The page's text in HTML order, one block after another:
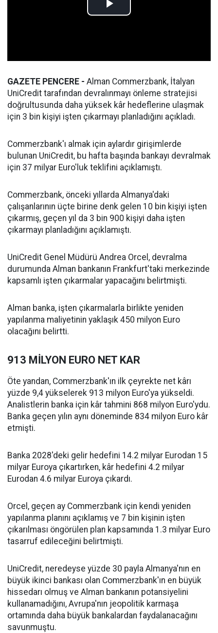
GAZETE PENCERE - Alman Commerzbank, İtalyan
UniCredit tarafından devralınmayı önleme stratejisi
doğrultusunda daha yüksek kâr hedeflerine ulaşmak
için 3 bin kişiyi işten çıkarmayı planladığını açıkladı.
Commerzbank'ı almak için aylardır girişimlerde
bulunan UniCredit, bu hafta başında bankayı devralmak
için 37 milyar Euro'luk teklifini açıklamıştı.
Commerzbank, önceki yıllarda Almanya'daki
çalışanlarının üçte birine denk gelen 10 bin kişiyi işten
çıkarmış, geçen yıl da 3 bin 900 kişiyi daha işten
çıkarmayı planladığını açıklamıştı.
UniCredit Genel Müdürü Andrea Orcel, devralma
durumunda Alman bankanın Frankfurt'taki merkezinde
kapsamlı işten çıkarmalar yapacağını belirtmişti.
Alman banka, işten çıkarmalarla birlikte yeniden
yapılanma maliyetinin yaklaşık 450 milyon Euro
olacağını belirtti.
913 MİLYON EURO NET KAR
Öte yandan, Commerzbank'ın ilk çeyrekte net kârı
yüzde 9,4 yükselerek 913 milyon Euro'ya yükseldi.
Analistlerin banka için kâr tahmini 868 milyon Euro'ydu.
Banka geçen yılın aynı döneminde 834 milyon Euro kâr
etmişti.
Banka 2028'deki gelir hedefini 14.2 milyar Eurodan 15
milyar Euroya çıkartırken, kâr hedefini 4.2 milyar
Eurodan 4.6 milyar Euroya çıkardı.
Orcel, geçen ay Commerzbank için kendi yeniden
yapılanma planını açıklamış ve 7 bin kişinin işten
çıkarılması öngörülen plan kapsamında 1.3 milyar Euro
tasarruf edileceğini belirtmişti.
UniCredit, neredeyse yüzde 30 payla Almanya'nın en
büyük ikinci bankası olan Commerzbank'ın en büyük
hissedarı olmuş ve Alman bankanın potansiyelini
kullanamadığını, Avrupa'nın jeopolitik karmaşa
ortamında daha büyük bankalardan faydalanacağını
savunmuştu.